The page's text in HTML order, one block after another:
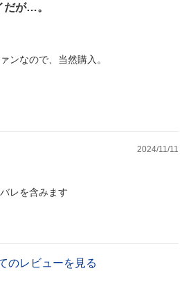
だが…。
ンなので、当然購入。
りボディで「さすが！」の一言。
な負荷が掛かっているのだろうか？カ
2024/11/11
レを含みます
のレビューを見る